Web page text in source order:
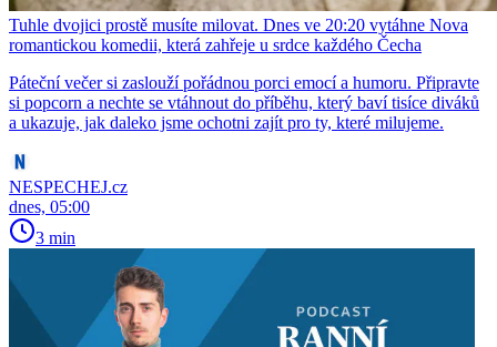
Tuhle dvojici prostě musíte milovat. Dnes ve 20:20 vytáhne Nova
romantickou komedii, která zahřeje u srdce každého Čecha
Páteční večer si zaslouží pořádnou porci emocí a humoru. Připravte
si popcorn a nechte se vtáhnout do příběhu, který baví tisíce diváků
a ukazuje, jak daleko jsme ochotni zajít pro ty, které milujeme.
NESPECHEJ.cz
dnes, 05:00
3 min